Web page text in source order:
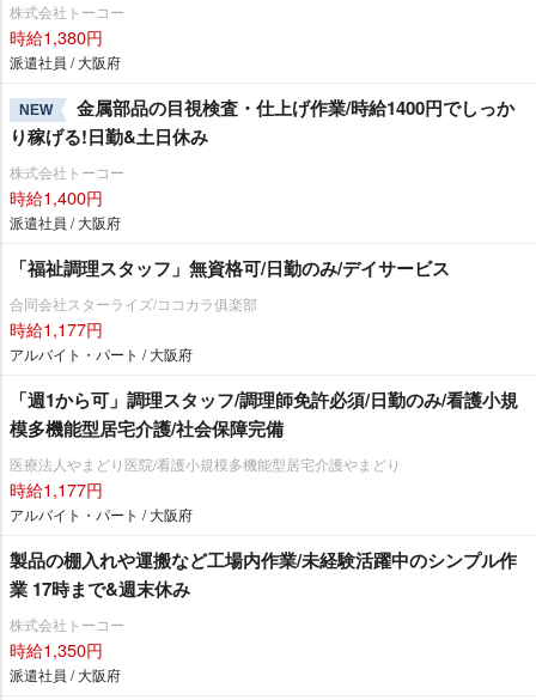
株式会社トーコー
時給1,380円
派遣社員 / 大阪府
NEW
金属部品の目視検査・仕上げ作業/時給1400円でしっか
り稼げる!日勤&土日休み
株式会社トーコー
時給1,400円
派遣社員 / 大阪府
「福祉調理スタッフ」無資格可/日勤のみ/デイサービス
合同会社スターライズ/ココカラ俱楽部
時給1,177円
アルバイト・パート / 大阪府
「週1から可」調理スタッフ/調理師免許必須/日勤のみ/看護小規
模多機能型居宅介護/社会保障完備
医療法人やまどり医院/看護小規模多機能型居宅介護やまどり
時給1,177円
アルバイト・パート / 大阪府
製品の棚入れや運搬など工場内作業/未経験活躍中のシンプル作
業 17時まで&週末休み
株式会社トーコー
時給1,350円
派遣社員 / 大阪府